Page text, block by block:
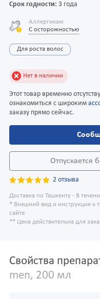
Срок годности: 3 года
Аллергикам
С осторожностью
Для роста волос
Нет в наличии
Этот товар временно
ознакомиться с широким
заказу прямо сейчас.
Отпускается
2 отзыва
Доставка по Ташкенту - В
* Внешний вид и инструкция к
сайте
** Цена действительна для
Свойства
men, 200 мл